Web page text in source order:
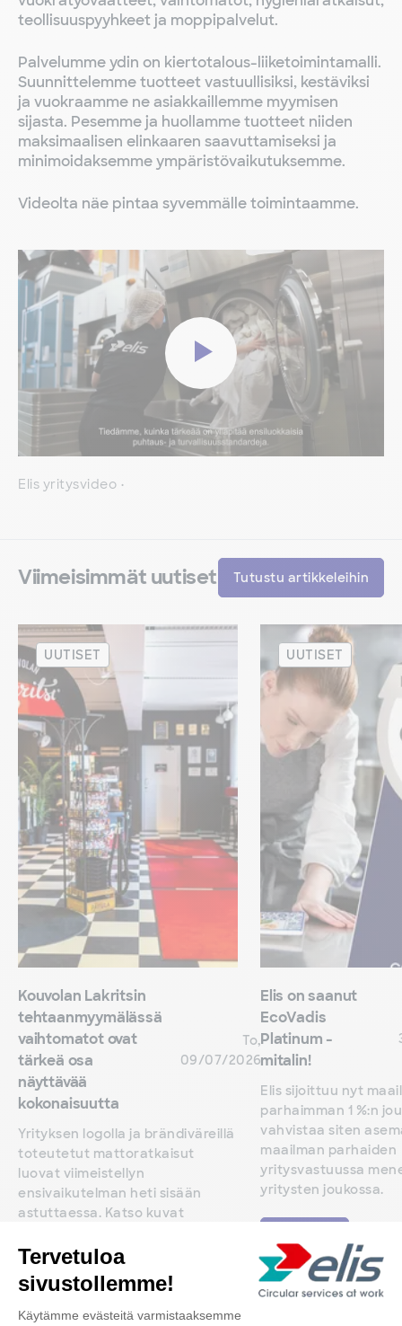
teollisuuspyyhkeet ja moppipalvelut.
Palvelumme ydin on kiertotalous-liiketoimintamalli.
Suunnittelemme tuotteet vastuullisiksi, kestäviksi
ja vuokraamme ne asiakkaillemme myymisen
sijasta. Pesemme ja huollamme tuotteet niiden
maksimaalisen elinkaaren saavuttamiseksi ja
minimoidaksemme ympäristövaikutuksemme.
Videolta näe pintaa syvemmälle toimintaamme.
Elis yritysvideo •
Viimeisimmät uutiset Tutustu artikkeleihin
UUTISET
Kouvolan Lakritsin
tehtaanmyymälässä
vaihtomatot ovat
tärkeä osa
näyttävää
kokonaisuutta
To,
09/07/2026
Yrityksen logolla ja brändiväreillä
toteutetut mattoratkaisut
luovat viimeistellyn
ensivaikutelman heti sisään
astuttaessa. Katso kuvat
Lue lisää
UUTISET
Elis on saanut
EcoVadis
Platinum -
mitalin!
Elis sijoittuu nyt
parhaimman 1 %:n
vahvistaa siten
maailman parhaiden
yritysvastuussa
yritysten joukossa.